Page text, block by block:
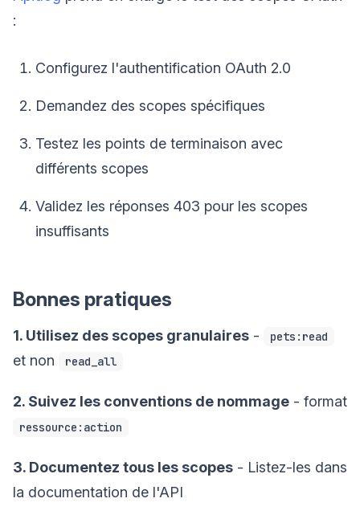
:
Configurez l'authentification OAuth 2.0
Demandez des scopes spécifiques
Testez les points de terminaison avec
différents scopes
Validez les réponses 403 pour les scopes
insuffisants
Bonnes pratiques
1. Utilisez des scopes granulaires - pets:read
et non read_all
2. Suivez les conventions de nommage - format
ressource:action
3. Documentez tous les scopes - Listez-les dans
la documentation de l'API